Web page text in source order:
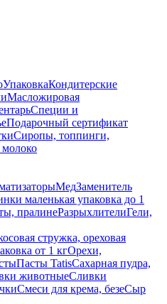
УпаковкаКондитерские
Масложировая
Специи и
Подарочный сертификат
Сиропы, топпинги,
молоко
МедЗаменитель
маленькая упаковка до 1
пралинеРазрыхлителиГели,
стружка, ореховая
от 1 кгОрехи,
Пасты TatisСахарная пудра,
животныеСливки
Смеси для крема, безеСыр